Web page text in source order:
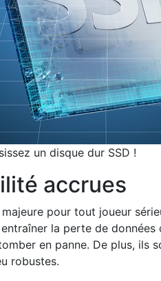
un disque dur SSD !
accrues
pour tout joueur
la perte de
en panne. De plus,
robustes.